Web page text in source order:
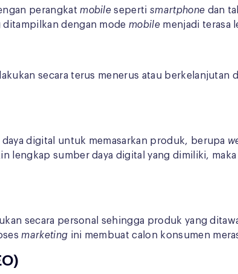
perangkatmobilesepertismartphone dan
ditampilkan dengan modemobile menjadi terasa
secara terus menerus atau
digital untuk memasarkan produk, berupa
lengkap sumber daya digital yang dimiliki,
secara personal sehingga produk yang
marketing ini membuat calon konsumen